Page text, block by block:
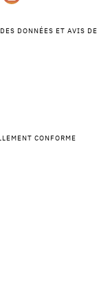
DONNÉES ET AVIS
CONFORME